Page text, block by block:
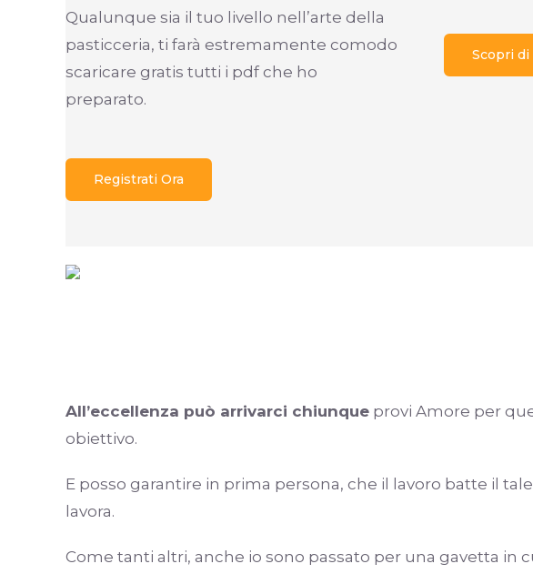
Qualunque sia il tuo livello nell’arte della
pasticceria, ti farà estremamente comodo
scaricare gratis tutti i pdf che ho
preparato.
Registrati Ora
Scopri di
All’eccellenza può arrivarci chiunqueprovi Amore per
obiettivo.
E posso garantire in prima persona, che il lavoro batte il
lavora.
Come tanti altri, anche io sono passato per una gavetta in